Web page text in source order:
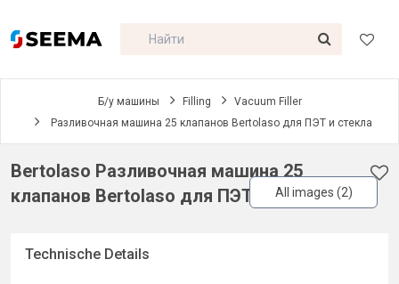
Б/у машины Filling
Vacuum Filler
Разливочная машина 25 клапанов Bertolaso для ПЭТ и стекла
Bertolaso Разливочная машина 25
клапанов Bertolaso для ПЭТ и стекла
All images (2)
Technische Details